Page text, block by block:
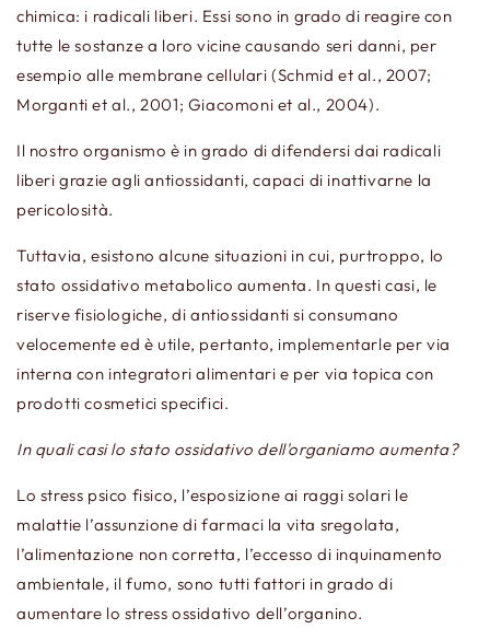
chimica: i radicali liberi. Essi sono in grado di reagire con
tutte le sostanze a loro vicine causando seri danni, per
esempio alle membrane cellulari (Schmid et al., 2007;
Morganti et al., 2001; Giacomoni et al., 2004).
Il nostro organismo è in grado di difendersi dai radicali
liberi grazie agli antiossidanti, capaci di inattivarne la
pericolosità.
Tuttavia, esistono alcune situazioni in cui, purtroppo, lo
stato ossidativo metabolico aumenta. In questi casi, le
riserve fisiologiche, di antiossidanti si consumano
velocemente ed è utile, pertanto, implementarle per via
interna con integratori alimentari e per via topica con
prodotti cosmetici specifici.
In quali casi lo stato ossidativo dell'organiamo aumenta?
Lo stress psico fisico, l’esposizione ai raggi solari le
malattie l’assunzione di farmaci la vita sregolata,
l’alimentazione non corretta, l’eccesso di inquinamento
ambientale, il fumo, sono tutti fattori in grado di
aumentare lo stress ossidativo dell’organino.